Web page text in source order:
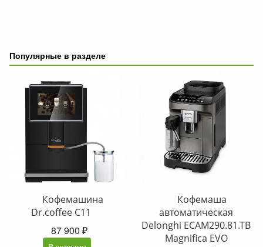
Популярные в разделе
Кофемашина
Dr.coffee C11
87 900 ₽
Кофемаша
автоматическая
Delonghi ECAM290.81.TB
Magnifica EVO